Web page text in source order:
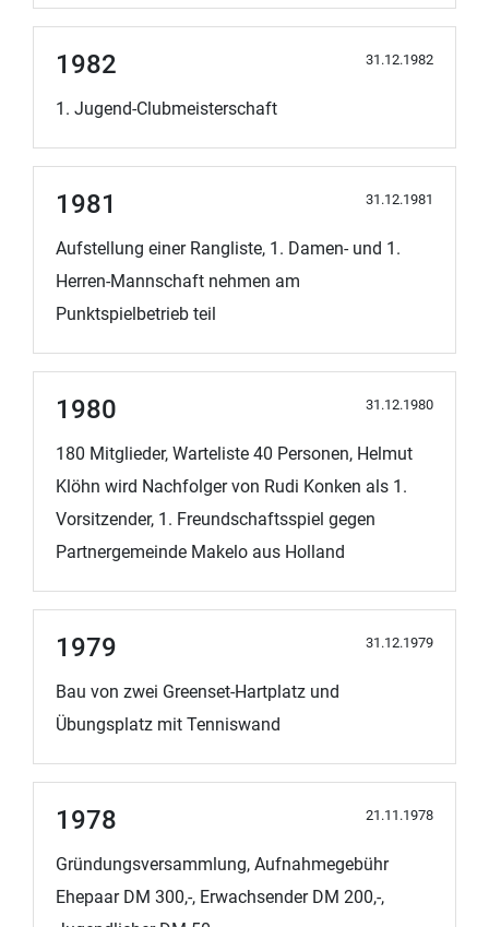
31.12.1982
1982
1. Jugend-Clubmeisterschaft
31.12.1981
1981
Aufstellung einer Rangliste, 1. Damen- und 1.
Herren-Mannschaft nehmen am
Punktspielbetrieb teil
31.12.1980
1980
180 Mitglieder, Warteliste 40 Personen, Helmut
Klöhn wird Nachfolger von Rudi Konken als 1.
Vorsitzender, 1. Freundschaftsspiel gegen
Partnergemeinde Makelo aus Holland
31.12.1979
1979
Bau von zwei Greenset-Hartplatz und
Übungsplatz mit Tenniswand
21.11.1978
1978
Gründungsversammlung, Aufnahmegebühr
Ehepaar DM 300,-, Erwachsender DM 200,-,